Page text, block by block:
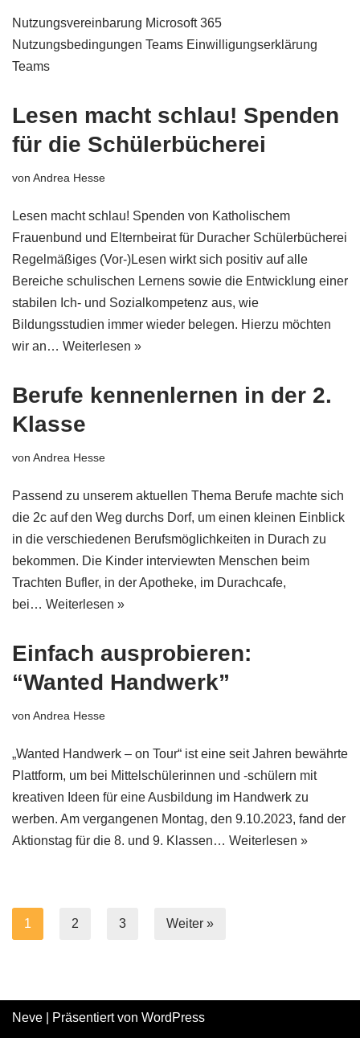
Nutzungsvereinbarung Microsoft 365
Nutzungsbedingungen Teams Einwilligungserklärung
Teams
Lesen macht schlau! Spenden
für die Schülerbücherei
von Andrea Hesse
Lesen macht schlau! Spenden von Katholischem
Frauenbund und Elternbeirat für Duracher Schülerbücherei
Regelmäßiges (Vor-)Lesen wirkt sich positiv auf alle
Bereiche schulischen Lernens sowie die Entwicklung einer
stabilen Ich- und Sozialkompetenz aus, wie
Bildungsstudien immer wieder belegen. Hierzu möchten
wir an… Weiterlesen »
Berufe kennenlernen in der 2.
Klasse
von Andrea Hesse
Passend zu unserem aktuellen Thema Berufe machte sich
die 2c auf den Weg durchs Dorf, um einen kleinen Einblick
in die verschiedenen Berufsmöglichkeiten in Durach zu
bekommen. Die Kinder interviewten Menschen beim
Trachten Bufler, in der Apotheke, im Durachcafe,
bei… Weiterlesen »
Einfach ausprobieren:
“Wanted Handwerk”
von Andrea Hesse
„Wanted Handwerk – on Tour“ ist eine seit Jahren bewährte
Plattform, um bei Mittelschülerinnen und -schülern mit
kreativen Ideen für eine Ausbildung im Handwerk zu
werben. Am vergangenen Montag, den 9.10.2023, fand der
Aktionstag für die 8. und 9. Klassen… Weiterlesen »
1 2 3 Weiter »
Neve | Präsentiert von WordPress